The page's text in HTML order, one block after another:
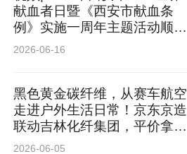
献血者日暨《西安市献血条
例》实施一周年主题活动顺利
举办
2026-06-16
黑色黄金碳纤维，从赛车航空
走进户外生活日常！京东京造
联动吉林化纤集团，平价拿下
轻量化好物
2026-06-05